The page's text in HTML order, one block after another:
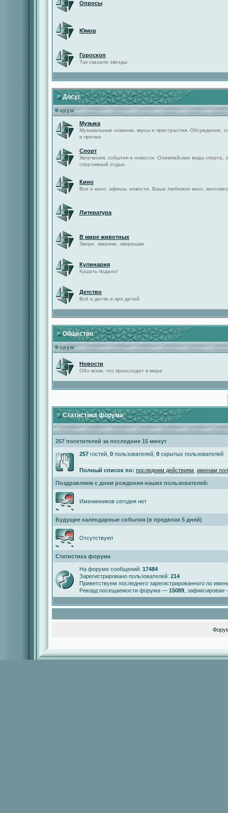
Опросы
Юмор
Гороскоп
Так сказали звезды
Досуг
Форум
Музыка
Музыкальные новинки, вкусы и пристрастия. Обсуждение,
и прочее
Спорт
Увлечения, события и новости. Олимпийские виды спорта,
спортивный отдых.
Кино
Все о кино: афиша, новости, Ваше любимое кино,
Литература
В мире животных
Звери, зверики, зверюшки
Кулинария
Кушать подано!
Детство
Всё о детях и про детей
Общество
Форум
Новости
Обо всем, что происходит в мире
Статистика форума
257 посетителей за последние 15 минут
257 гостей, 0 пользователей, 0 скрытых пользователей
Полный список по: последним действиям именам
Поздравляем с днем рождения наших пользователей:
Именинников сегодня нет
Будущие календарные события (в пределах 5 дней)
Отсутствуют
Статистика форума
На форуме сообщений: 17484
Зарегистрировано пользователей: 214
Приветствуем последнего зарегистрированного по
Рекорд посещаемости форума — 15089 ,